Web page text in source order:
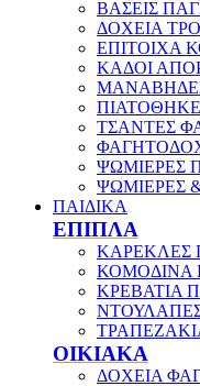
ΒΑΣΕΙΣ
ΔΟΧΕΙΑ
ΕΠΙΤΟΙΧΑ
ΚΑΔΟΙ
ΤΣΑΝΤΕΣ
ΨΩΜΙΕΡΕΣ
ΨΩΜΙΕΡΕΣ
ΠΑΙΔΙΚΑ
ΕΠΙΠΛΑ
ΚΑΡΕΚΛΕΣ
ΚΟΜΟΔΙΝΑ
ΚΡΕΒΑΤΙΑ
ΟΙΚΙΑΚΑ
ΔΟΧΕΙΑ